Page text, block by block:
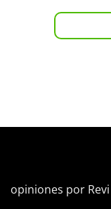
opiniones por Revi